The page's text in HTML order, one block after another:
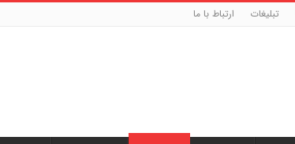
تبلیغات ارتباط با ما